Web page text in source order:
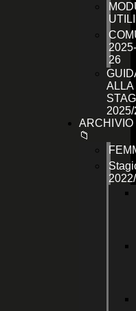
UTILI
2025-
26
ALLA
2025/
ARCHIVIO
📁